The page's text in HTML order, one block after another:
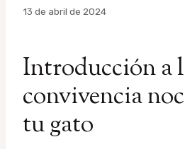
Por
13 de abril de 2024
Introducción a
convivencia
tu gato